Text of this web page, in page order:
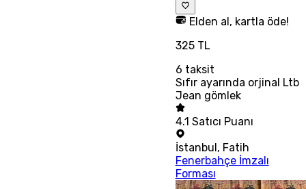
Elden al, kartla öde!
325 TL
6 taksit
Sıfır ayarında orjinal Ltb
Jean gömlek
4.1 Satıcı Puanı
İstanbul, Fatih
Fenerbahçe İmzalı
Forması